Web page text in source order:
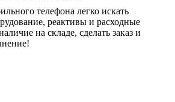
телефона легко искать
реактивы и расходные
на складе, сделать заказ и